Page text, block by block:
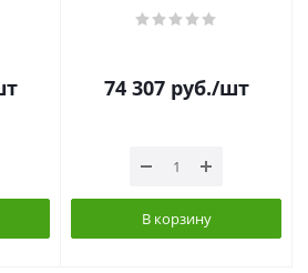
74 307руб./шт
В корзину